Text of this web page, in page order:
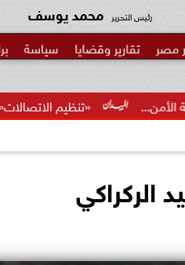
رئيس التحرير محمد يوسف
مصر تقارير وقضايا سياسة
«تنظيم الاتصالات» يوضح حقيقة
الركراكي